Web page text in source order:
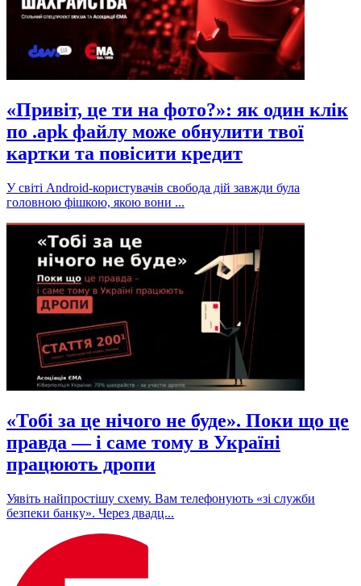
«Привіт, це ти на фото?»: як один клік
по .apk файлу може обнулити твої
картки та повісити кредит
У світі Android-користувачів свобода дій завжди була
головною фішкою, якою вони ...
«Тобі за це нічого не буде». Поки що це
правда — і саме тому в Україні
працюють дропи
Уявіть найпростішу схему. Вам телефонують «зі служби
безпеки банку». Через двадц...